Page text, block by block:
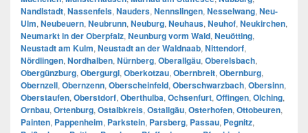
Nandlstadt, Nassenfels, Nauders, Nennslingen, Nesselwang, Neu-
Ulm, Neubeuern, Neubrunn, Neuburg, Neuhaus, Neuhof, Neukirchen,
Neumarkt in der Oberpfalz, Neunburg vorm Wald, Neuötting,
Neustadt am Kulm, Neustadt an der Waldnaab, Nittendorf,
Nördlingen, Nordhalben, Nürnberg, Oberallgäu, Oberelsbach,
Obergünzburg, Obergurgl, Oberkotzau, Obernbreit, Obernburg,
Obernzell, Obernzenn, Oberscheinfeld, Oberschwarzbach, Obersinn,
Oberstaufen, Oberstdorf, Oberthulba, Ochsenfurt, Offingen, Olching,
Ornbau, Ortenburg, Ostalbkreis, Ostallgäu, Osterhofen, Ottobeuren,
Painten, Pappenheim, Parkstein, Parsberg, Passau, Pegnitz,